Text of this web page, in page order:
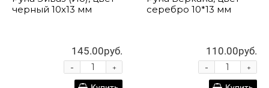
черный 10х13 мм
145.00руб.
+
-
серебро 10*13 мм
110.00руб.
+
-